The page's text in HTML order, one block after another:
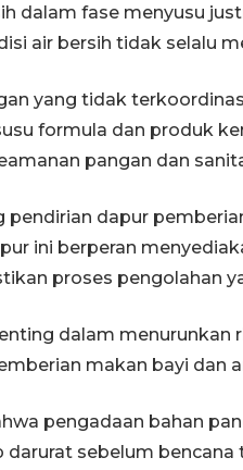
dalam fase menyusu
air bersih tidak selalu
yang tidak
formula dan produk
pangan dan
dapur
ini berperan
proses pengolahan
dalam menurunkan
makan bayi dan
pengadaan bahan
sebelum